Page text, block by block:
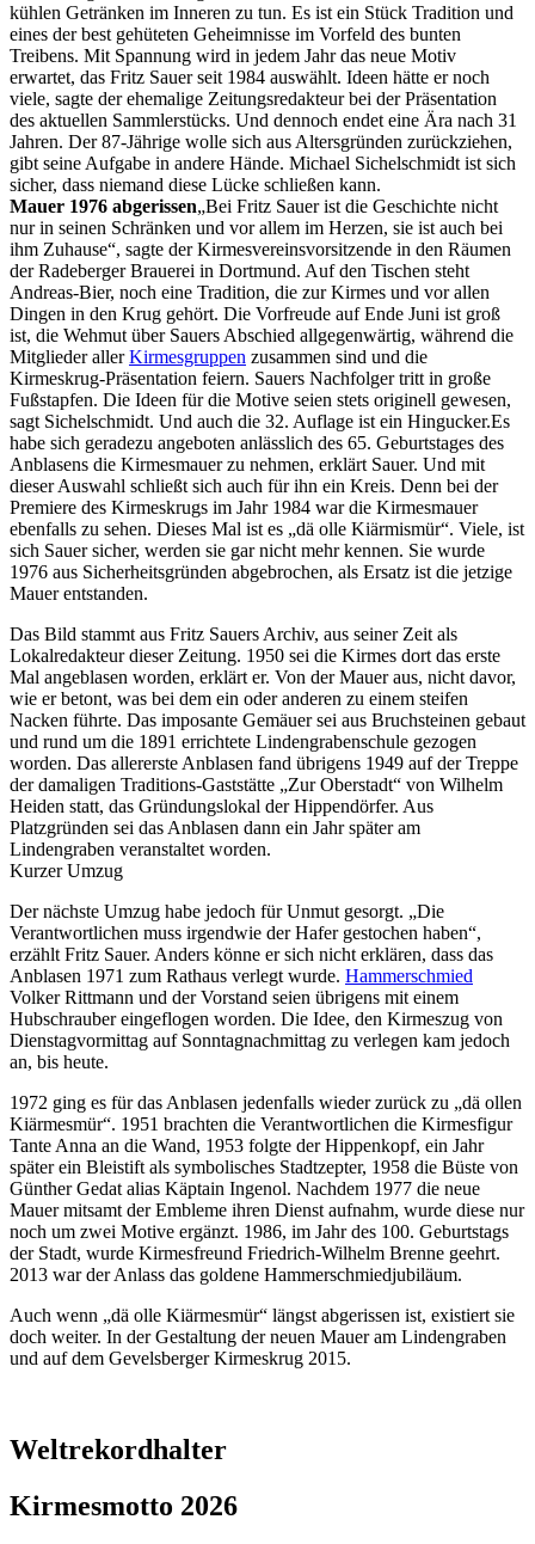
kühlen Getränken im Inneren zu tun. Es ist ein Stück Tradition und
eines der best gehüteten Geheimnisse im Vorfeld des bunten
Treibens. Mit Spannung wird in jedem Jahr das neue Motiv
erwartet, das Fritz Sauer seit 1984 auswählt. Ideen hätte er noch
viele, sagte der ehemalige Zeitungsredakteur bei der Präsentation
des aktuellen Sammlerstücks. Und dennoch endet eine Ära nach 31
Jahren. Der 87-Jährige wolle sich aus Altersgründen zurückziehen,
gibt seine Aufgabe in andere Hände. Michael Sichelschmidt ist sich
sicher, dass niemand diese Lücke schließen kann.
Mauer 1976 abgerissen„Bei Fritz Sauer ist die Geschichte nicht
nur in seinen Schränken und vor allem im Herzen, sie ist auch bei
ihm Zuhause“, sagte der Kirmesvereinsvorsitzende in den Räumen
der Radeberger Brauerei in Dortmund. Auf den Tischen steht
Andreas-Bier, noch eine Tradition, die zur Kirmes und vor allen
Dingen in den Krug gehört. Die Vorfreude auf Ende Juni ist groß
ist, die Wehmut über Sauers Abschied allgegenwärtig, während die
Mitglieder allerKirmesgruppen zusammen sind und die
Kirmeskrug-Präsentation feiern. Sauers Nachfolger tritt in große
Fußstapfen. Die Ideen für die Motive seien stets originell gewesen,
sagt Sichelschmidt. Und auch die 32. Auflage ist ein Hingucker.Es
habe sich geradezu angeboten anlässlich des 65. Geburtstages des
Anblasens die Kirmesmauer zu nehmen, erklärt Sauer. Und mit
dieser Auswahl schließt sich auch für ihn ein Kreis. Denn bei der
Premiere des Kirmeskrugs im Jahr 1984 war die Kirmesmauer
ebenfalls zu sehen. Dieses Mal ist es „dä olle Kiärmismür“. Viele, ist
sich Sauer sicher, werden sie gar nicht mehr kennen. Sie wurde
1976 aus Sicherheitsgründen abgebrochen, als Ersatz ist die jetzige
Mauer entstanden.
Das Bild stammt aus Fritz Sauers Archiv, aus seiner Zeit als
Lokalredakteur dieser Zeitung. 1950 sei die Kirmes dort das erste
Mal angeblasen worden, erklärt er. Von der Mauer aus, nicht davor,
wie er betont, was bei dem ein oder anderen zu einem steifen
Nacken führte. Das imposante Gemäuer sei aus Bruchsteinen gebaut
und rund um die 1891 errichtete Lindengrabenschule gezogen
worden. Das allererste Anblasen fand übrigens 1949 auf der Treppe
der damaligen Traditions-Gaststätte „Zur Oberstadt“ von Wilhelm
Heiden statt, das Gründungslokal der Hippendörfer. Aus
Platzgründen sei das Anblasen dann ein Jahr später am
Lindengraben veranstaltet worden.
Kurzer Umzug
Der nächste Umzug habe jedoch für Unmut gesorgt. „Die
Verantwortlichen muss irgendwie der Hafer gestochen haben“,
erzählt Fritz Sauer. Anders könne er sich nicht erklären, dass das
Anblasen 1971 zum Rathaus verlegt wurde. Hammerschmied
Volker Rittmann und der Vorstand seien übrigens mit einem
Hubschrauber eingeflogen worden. Die Idee, den Kirmeszug von
Dienstagvormittag auf Sonntagnachmittag zu verlegen kam jedoch
an, bis heute.
1972 ging es für das Anblasen jedenfalls wieder zurück zu „dä ollen
Kiärmesmür“. 1951 brachten die Verantwortlichen die Kirmesfigur
Tante Anna an die Wand, 1953 folgte der Hippenkopf, ein Jahr
später ein Bleistift als symbolisches Stadtzepter, 1958 die Büste von
Günther Gedat alias Käptain Ingenol. Nachdem 1977 die neue
Mauer mitsamt der Embleme ihren Dienst aufnahm, wurde diese nur
noch um zwei Motive ergänzt. 1986, im Jahr des 100. Geburtstags
der Stadt, wurde Kirmesfreund Friedrich-Wilhelm Brenne geehrt.
2013 war der Anlass das goldene Hammerschmiedjubiläum.
Auch wenn „dä olle Kiärmesmür“ längst abgerissen ist, existiert sie
doch weiter. In der Gestaltung der neuen Mauer am Lindengraben
und auf dem Gevelsberger Kirmeskrug 2015.
Weltrekordhalter
Kirmesmotto 2026